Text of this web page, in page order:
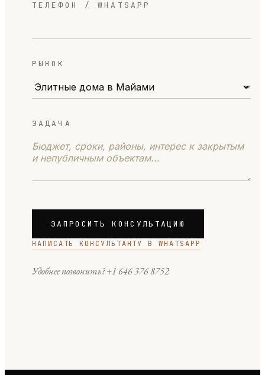
ТЕЛЕФОН / WHATSAPP
РЫНОК
ЗАДАЧА
ЗАПРОСИТЬ КОНСУЛЬТАЦИЮ
НАПИСАТЬ КОНСУЛЬТАНТУ В WHATSAPP
Удобнее позвонить?+1 646 376 8752